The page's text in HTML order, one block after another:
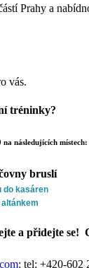
Prahy a
vás.
tréninky?
následujících místech:
bruslí
do kasáren
a přidejte se!
; tel: +420-602